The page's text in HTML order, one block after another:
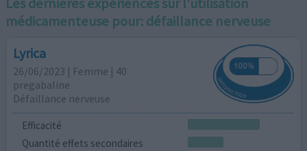
médicamenteuse pour:défaillance nerveuse
Lyrica
26/06/2023 | Femme | 40
pregabaline
Défaillance nerveuse
Efficacité
Quantité effets secondaires